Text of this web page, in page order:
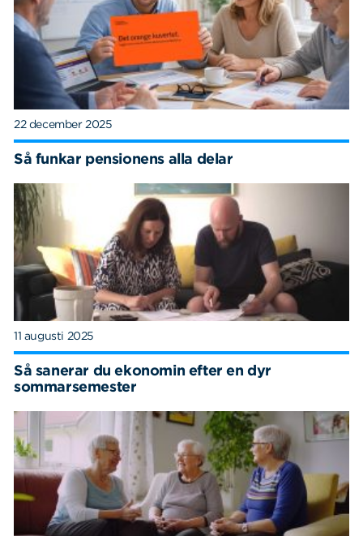
22 december 2025
Så funkar pensionens alla delar
11 augusti 2025
Så sanerar du ekonomin efter en dyr
sommarsemester